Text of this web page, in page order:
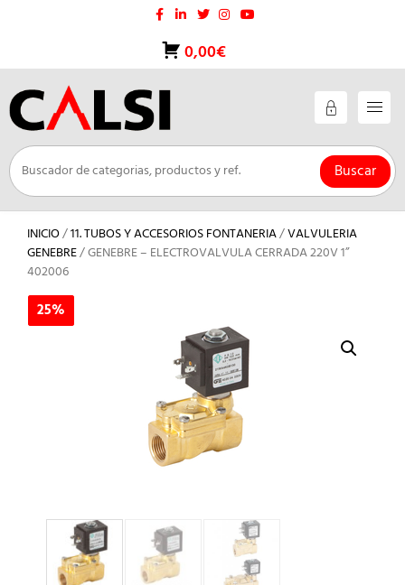
0,00€
Buscar
INICIO/11. TUBOS Y ACCESORIOS FONTANERIA/VALVULERIA
GENEBRE/ GENEBRE – ELECTROVALVULA CERRADA 220V 1”
402006
25%
25%